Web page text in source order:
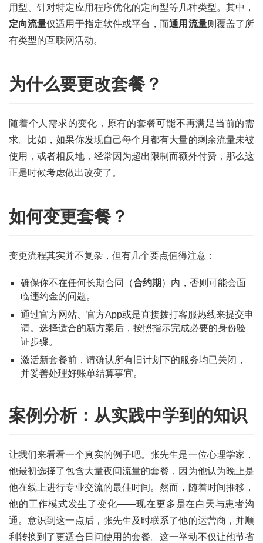
页
百
科
识
业
资
讯
流
量
登录 注册
投稿
用型、针对特定应用程序优化的定向型等几种类型。其中，
定向流量仅适用于指定软件或平台，而通用流量则覆盖了所
有类型的互联网活动。
为什么要更改套餐？
随着个人需求的变化，原有的套餐可能不再满足当前的需
求。比如，如果你发现自己每个月都有大量的剩余流量未被
使用，或者相反地，经常因为超出限制而额外付费，那么这
正是时候考虑做出改变了。
如何变更套餐？
变更流程其实并不复杂，但有几个要点值得注意：
确保你不在任何长期合同（合约期 ）内，否则可能会面
临违约金的问题。
通过官方网站、官方App或是直接拨打客服热线来提交申
请。选择适合的新方案后，按照指示完成必要的身份验
证步骤。
激活新套餐前，请确认所有旧计划下的服务均已关闭，
并妥善处理好账单结算事宜。
案例分析：从实践中学到的知识
让我们来看看一个真实的例子吧。张先生是一位心理学家，
他最初选择了包含大量夜间流量的套餐，因为他认为晚上是
他在线上进行专业交流的最佳时间。然而，随着时间推移，
他的工作模式发生了变化——现在更多是在白天与患者沟
通。意识到这一点后，张先生及时联系了他的运营商，并顺
利转换到了更适合日间使用的套餐。这一举动不仅让他节省